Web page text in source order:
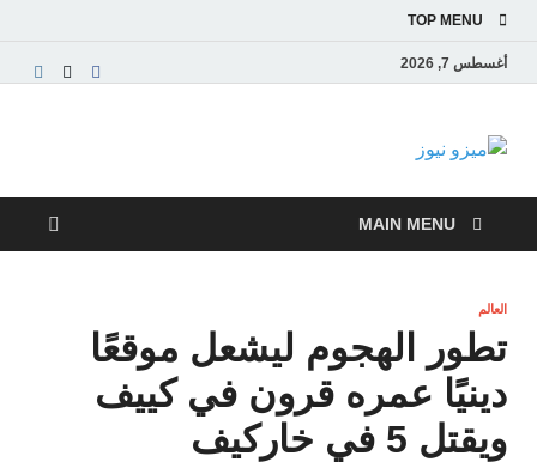
TOP MENU
أغسطس 7, 2026
ميزو نيوز
والاقتصادية
MAIN MENU
العالم
تطور الهجوم ليشعل موقعًا
دينيًا عمره قرون في كييف
ويقتل 5 في خاركيف